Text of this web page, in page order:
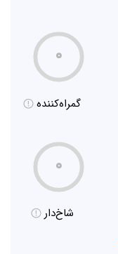
۰
گمراه‌کننده
۰
شاخ‌دار